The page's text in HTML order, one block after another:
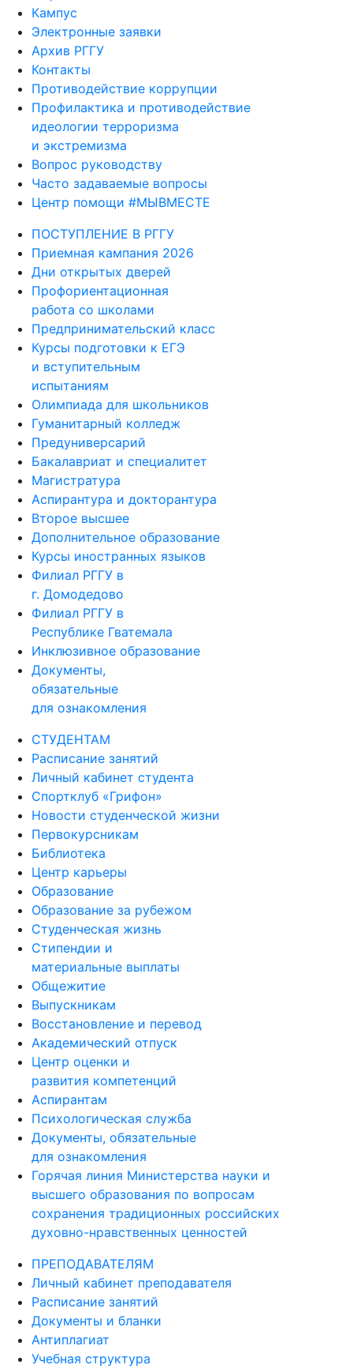
Кампус
Электронные заявки
Архив РГГУ
Контакты
Противодействие коррупции
Профилактика и противодействие
идеологии терроризма
и экстремизма
Вопрос руководству
Часто задаваемые вопросы
Центр помощи #МЫВМЕСТЕ
ПОСТУПЛЕНИЕ В РГГУ
Приемная кампания 2026
Дни открытых дверей
Профориентационная
работа со школами
Предпринимательский класс
Курсы подготовки к ЕГЭ
и вступительным
испытаниям
Олимпиада для школьников
Гуманитарный колледж
Предуниверсарий
Бакалавриат и специалитет
Магистратура
Аспирантура и докторантура
Второе высшее
Дополнительное образование
Курсы иностранных языков
Филиал РГГУ в
г. Домодедово
Филиал РГГУ в
Республике Гватемала
Инклюзивное образование
Документы,
обязательные
для ознакомления
СТУДЕНТАМ
Расписание занятий
Личный кабинет студента
Спортклуб «Грифон»
Новости студенческой жизни
Первокурсникам
Библиотека
Центр карьеры
Образование
Образование за рубежом
Студенческая жизнь
Стипендии и
материальные выплаты
Общежитие
Выпускникам
Восстановление и перевод
Академический отпуск
Центр оценки и
развития компетенций
Аспирантам
Психологическая служба
Документы, обязательные
для ознакомления
Горячая линия Министерства науки и
высшего образования по вопросам
сохранения традиционных российских
духовно-нравственных ценностей
ПРЕПОДАВАТЕЛЯМ
Личный кабинет преподавателя
Расписание занятий
Документы и бланки
Антиплагиат
Учебная структура